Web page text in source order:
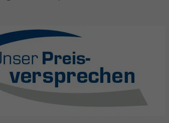
Deutschlands.
fair und unabhängig beraten.
gegen Vorab- Überweisung des
bei Bestell- und Vorlauffahrzeugen).
Tüddern